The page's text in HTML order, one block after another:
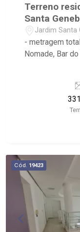
Terreno
Santa
Jardim Santa
- metragem
Nomade, Bar
Cód. 19423